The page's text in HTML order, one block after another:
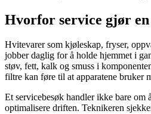
Hvorfor service gjør
Hvitevarer som kjøleskap, fryser,
jobber daglig for å holde hjemmet i
støv, fett, kalk og smuss i
filtre kan føre til at apparatene bruker
Et servicebesøk handler ikke bare om
optimalisere driften. Teknikeren